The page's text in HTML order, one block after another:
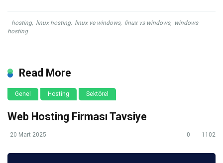
hosting, linux hosting, linux ve windows, linux vs windows, windows
hosting
Read More
Genel Hosting Sektörel
Web Hosting Firması Tavsiye
20 Mart 2025 0 1102